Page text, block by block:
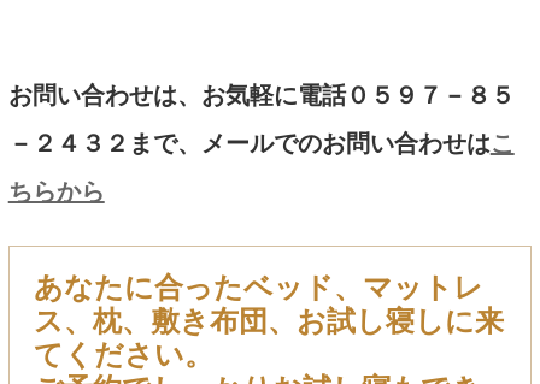
お問い合わせは、お気軽に電話０５９７－８５
－２４３２まで、メールでのお問い合わせはこ
ちらから
あなたに合ったベッド、マットレ
ス、枕、敷き布団、お試し寝しに来
てください。